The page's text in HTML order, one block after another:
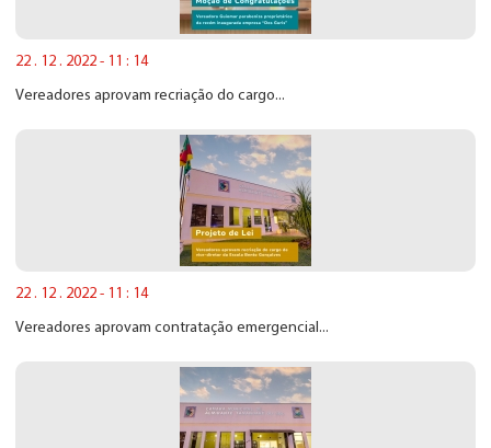
22 . 12 . 2022 - 11 : 14
Vereadores aprovam recriação do cargo...
22 . 12 . 2022 - 11 : 14
Vereadores aprovam contratação emergencial...